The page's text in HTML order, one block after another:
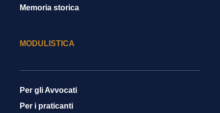
Memoria storica
MODULISTICA
Per gli Avvocati
Per i praticanti